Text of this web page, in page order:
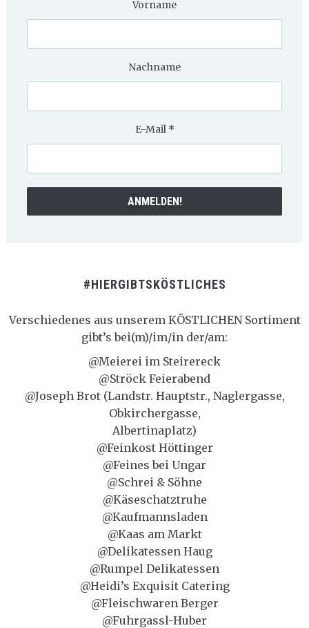
Vorname
Nachname
E-Mail *
#HIERGIBTSKÖSTLICHES
Verschiedenes aus unserem KÖSTLICHEN Sortiment
gibt’s bei(m)/im/in der/am:
@Meierei im Steirereck
@Ströck Feierabend
@Joseph Brot (Landstr. Hauptstr., Naglergasse,
Obkirchergasse,
Albertinaplatz)
@Feinkost Höttinger
@Feines bei Ungar
@Schrei & Söhne
@Käseschatztruhe
@Kaufmannsladen
@Kaas am Markt
@Delikatessen Haug
@Rumpel Delikatessen
@Heidi’s Exquisit Catering
@Fleischwaren Berger
@Fuhrgassl-Huber